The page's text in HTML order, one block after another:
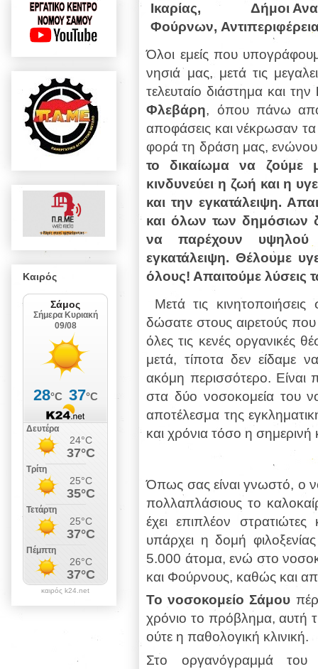
Ικαρίας,
Δήμοι
Φούρνων,
Όλοι εμείς που
νησιά μας, μετά τις
τελευταίο διάστημα και την
Φλεβάρη, όπου πάνω από
αποφάσεις και νέκρωσαν
φορά τη δράση μας,
το δικαίωμα να ζούμε
κινδυνεύει η ζωή και η
και την εγκατάλειψη.
και όλων των δημόσιων
να παρέχουν υψηλού
εγκατάλειψη. Θέλουμε
όλους! Απαιτούμε λύσεις
Μετά τις
δώσατε στους αιρετούς
όλες τις κενές οργανικές
μετά, τίποτα δεν είδαμε
ακόμη περισσότερο. Είναι
στα δύο νοσοκομεία του
αποτέλεσμα της
και χρόνια τόσο η
Όπως σας είναι γνωστό, ο
πολλαπλάσιους το
έχει επιπλέον
υπάρχει η δομή
5.000 άτομα, ενώ στο
και Φούρνους, καθώς και
Το νοσοκομείο Σάμου
χρόνιο το πρόβλημα, αυτή
ούτε η παθολογική κλινική.
Στο οργανόγραμμά
Καιρός
καιρός k24.net